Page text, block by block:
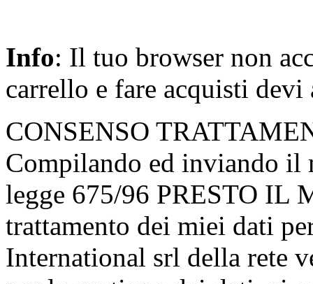
Info: Il tuo browser non
carrello e fare acquisti
CONSENSO
Compilando ed inviando il
legge 675/96 PRESTO IL
trattamento dei miei dati
International srl della rete